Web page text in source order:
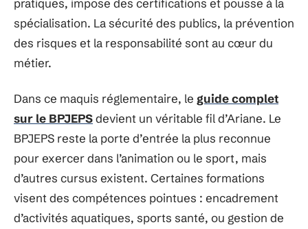
pratiques, impose des certifications et pousse à la
spécialisation. La sécurité des publics, la prévention
des risques et la responsabilité sont au cœur du
métier.
Dans ce maquis réglementaire, le guide complet
sur le BPJEPSdevient un véritable fil d’Ariane. Le
BPJEPS reste la porte d’entrée la plus reconnue
pour exercer dans l’animation ou le sport, mais
d’autres cursus existent. Certaines formations
visent des compétences pointues : encadrement
d’activités aquatiques, sports santé, ou gestion de